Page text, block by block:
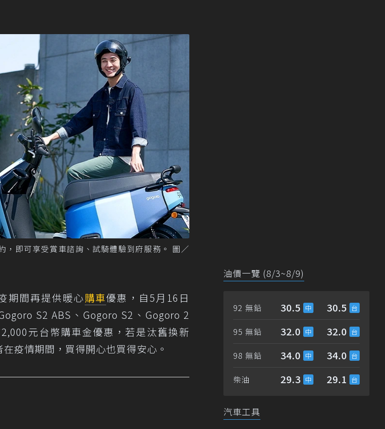
即可享受賞車諮詢、試騎體驗到府服務。 圖／
期間再提供暖心購車優惠，自5月16日
S2 ABS、Gogoro S2、Gogoro 2
元台幣購車金優惠，若是汰舊換新
疫情期間，買得開心也買得安心。
油價一覽 (8/3~8/9)
92 無鉛 30.5 30.5
95 無鉛 32.0 32.0
98 無鉛 34.0 34.0
柴油 29.3 29.1
汽車工具